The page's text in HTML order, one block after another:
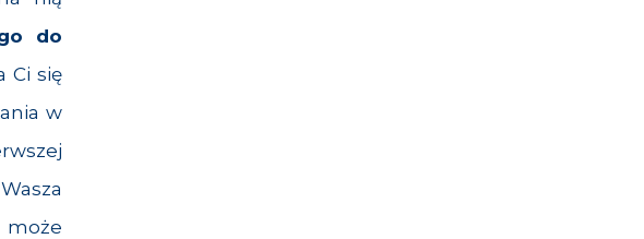
do
Ci się
w
może